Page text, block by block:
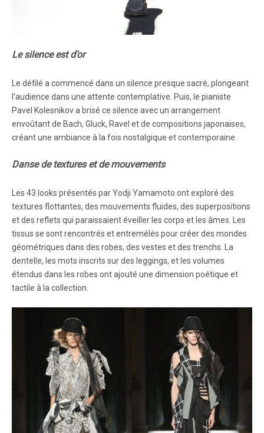
Le silence est d’or
Le défilé a commencé dans un silence presque sacré, plongeant
l’audience dans une attente contemplative. Puis, le pianiste
Pavel Kolesnikov a brisé ce silence avec un arrangement
envoûtant de Bach, Gluck, Ravel et de compositions japonaises,
créant une ambiance à la fois nostalgique et contemporaine.
Danse de textures et de mouvements
Les 43 looks présentés par Yodji Yamamoto ont exploré des
textures flottantes, des mouvements fluides, des superpositions
et des reflets qui paraissaient éveiller les corps et les âmes. Les
tissus se sont rencontrés et entremêlés pour créer des mondes
géométriques dans des robes, des vestes et des trenchs. La
dentelle, les mots inscrits sur des leggings, et les volumes
étendus dans les robes ont ajouté une dimension poétique et
tactile à la collection.